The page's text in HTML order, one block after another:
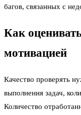
багов, связанных с
Как
мотивацией
Качество проверять
выполнения задач,
Количество